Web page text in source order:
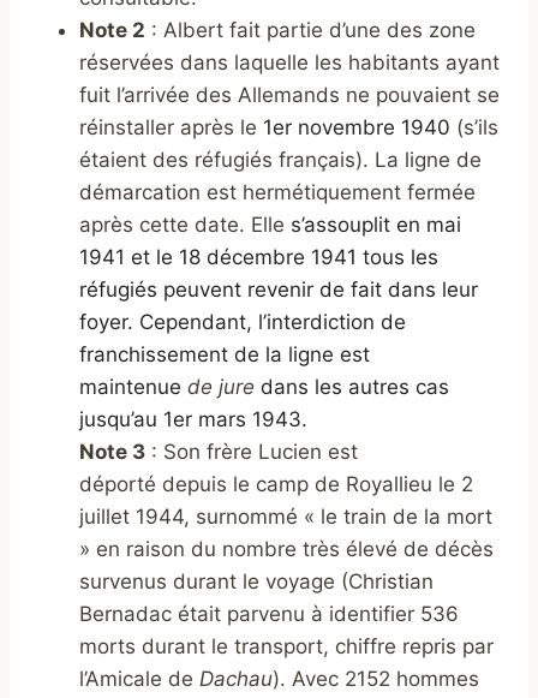
Note 2 : Albert fait partie d’une des zone
réservées dans laquelle les habitants ayant
fuit l’arrivée des Allemands ne pouvaient se
réinstaller après le 1er novembre 1940 (s’ils
étaient des réfugiés français). La ligne de
démarcation est hermétiquement fermée
après cette date. Elle s’assouplit en mai
1941 et le 18 décembre 1941 tous les
réfugiés peuvent revenir de fait dans leur
foyer. Cependant, l’interdiction de
franchissement de la ligne est
maintenue de jure dans les autres cas
jusqu’au 1er mars 1943.
Note 3 : Son frère Lucien est
déporté depuis le camp de Royallieu le 2
juillet 1944, surnommé « le train de la mort
» en raison du nombre très élevé de décès
survenus durant le voyage (Christian
Bernadac était parvenu à identifier 536
morts durant le transport, chiffre repris par
l’Amicale de Dachau). Avec 2152 hommes